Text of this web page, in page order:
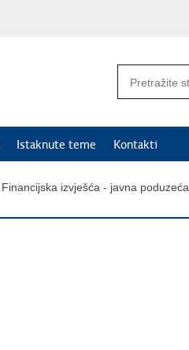
Istaknute teme Kontakti
Financijska izvješća - javna poduzeća